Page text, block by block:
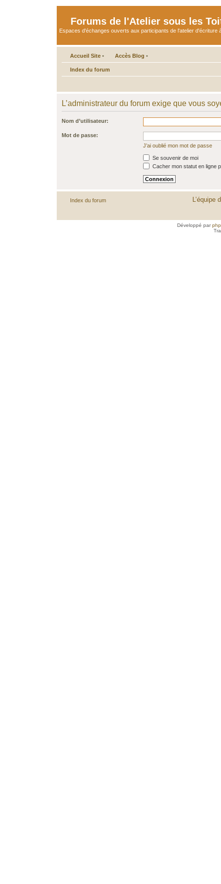
Forums de l'Atelier sous les
Espaces d'échanges ouverts aux participants de l'atelier d'écriture
Accueil Site • Accès Blog •
Index du forum
L’administrateur du forum exige que vous
Nom d’utilisateur:
Mot de passe:
J’ai oublié mon mot de passe
Se souvenir de moi
Cacher mon statut en ligne
Index du forum L’équipe
Développé par